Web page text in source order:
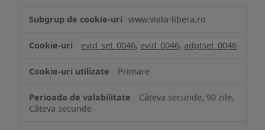
www.viata-libera.ro
evid_set_0046, evid_0046, adptset_0046
Primare
Câteva secunde, 90 zile,
Câteva secunde